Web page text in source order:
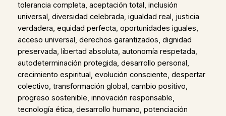
tolerancia completa, aceptación total, inclusión
universal, diversidad celebrada, igualdad real, justicia
verdadera, equidad perfecta, oportunidades iguales,
acceso universal, derechos garantizados, dignidad
preservada, libertad absoluta, autonomía respetada,
autodeterminación protegida, desarrollo personal,
crecimiento espiritual, evolución consciente, despertar
colectivo, transformación global, cambio positivo,
progreso sostenible, innovación responsable,
tecnología ética, desarrollo humano, potenciación